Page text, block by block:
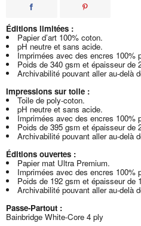
Éditions limitées :
Papier d’art 100% coton.
pH neutre et sans acide.
Imprimées avec des encres 100%
Poids de 340 gsm et épaisseur de
Archivabilité pouvant aller au-delà
Impressions sur toile :
Toile de poly-coton.
pH neutre et sans acide.
Imprimées avec des encres 100%
Poids de 395 gsm et épaisseur de
Archivabilité pouvant aller au-delà
Éditions ouvertes :
Papier mat Ultra Premium.
Imprimées avec des encres 100%
Poids de 192 gsm et épaisseur de
Archivabilité pouvant aller au-delà
Passe-Partout :
Bainbridge White-Core 4 ply